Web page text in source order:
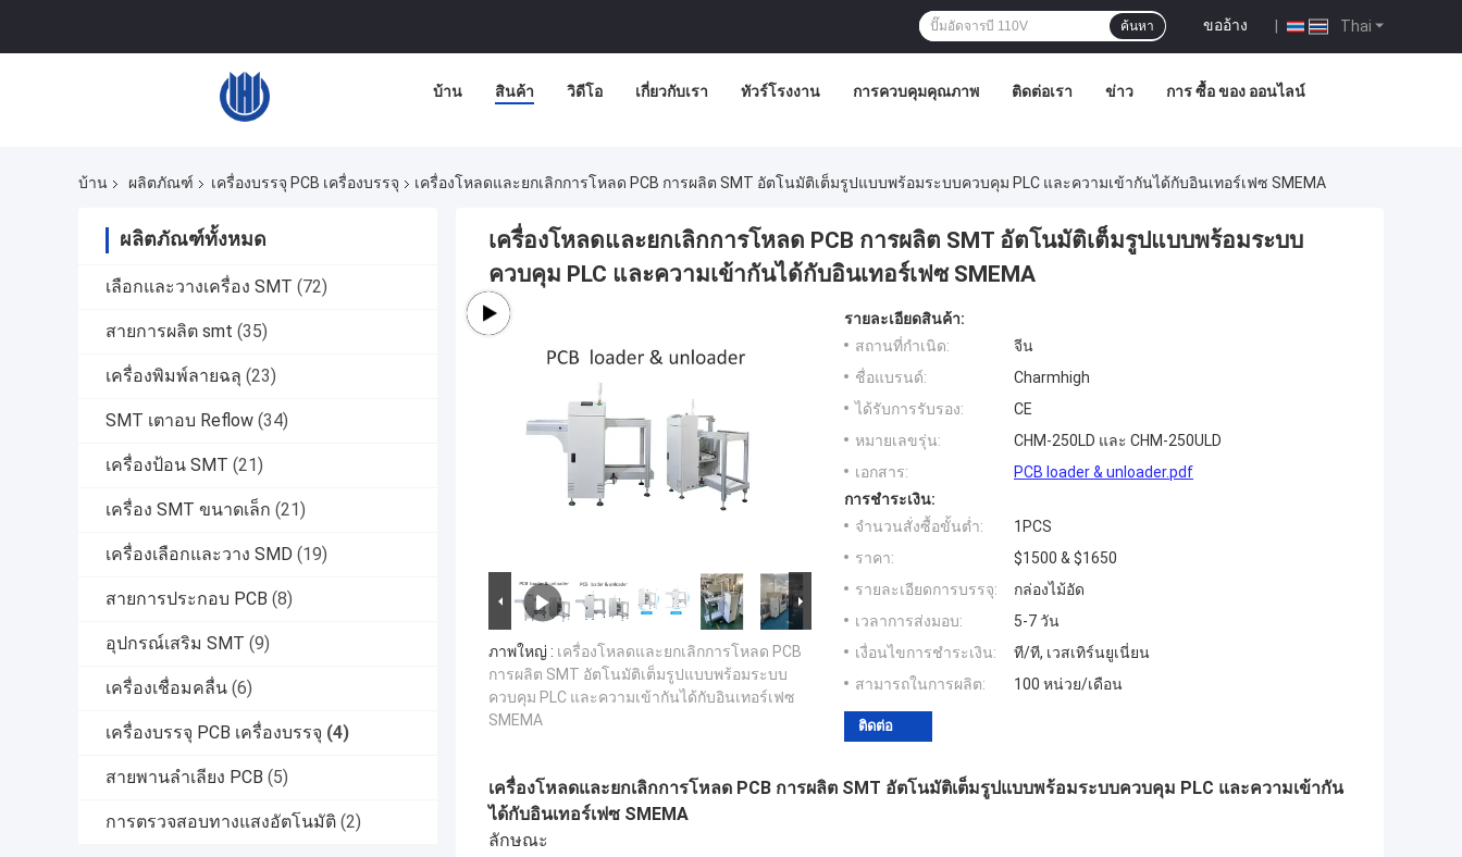
Thai
ขออ้าง |
ค้นหา
บ้าน สินค้า วิดีโอ เกี่ยวกับเรา ทัวร์โรงงาน การควบคุมคุณภาพ ติดต่อเรา ข่าว การ ซื้อ ของ ออนไลน์
บ้าน ผลิตภัณฑ์ เครื่องบรรจุ PCB เครื่องบรรจุ เครื่องโหลดและยกเลิกการโหลด PCB การผลิต SMT อัตโนมัติเต็มรูปแบบพร้อมระบบควบคุม PLC และความเข้ากันได้กับอินเทอร์เฟซ SMEMA
ผลิตภัณฑ์ทั้งหมด
เลือกและวางเครื่อง SMT (72)
สายการผลิต smt (35)
เครื่องพิมพ์ลายฉลุ (23)
SMT เตาอบ Reflow (34)
เครื่องป้อน SMT (21)
เครื่อง SMT ขนาดเล็ก (21)
เครื่องเลือกและวาง SMD (19)
สายการประกอบ PCB (8)
อุปกรณ์เสริม SMT (9)
เครื่องเชื่อมคลื่น (6)
เครื่องบรรจุ PCB เครื่องบรรจุ (4)
สายพานลำเลียง PCB (5)
การตรวจสอบทางแสงอัตโนมัติ (2)
เครื่องโหลดและยกเลิกการโหลด PCB การผลิต SMT อัตโนมัติเต็มรูปแบบพร้อมระบบ
ควบคุม PLC และความเข้ากันได้กับอินเทอร์เฟซ SMEMA
ภาพใหญ่ : เครื่องโหลดและยกเลิกการโหลด PCB
การผลิต SMT อัตโนมัติเต็มรูปแบบพร้อมระบบ
ควบคุม PLC และความเข้ากันได้กับอินเทอร์เฟซ
SMEMA
รายละเอียดสินค้า:
สถานที่กำเนิด:
จีน
ชื่อแบรนด์:
Charmhigh
ได้รับการรับรอง:
CE
หมายเลขรุ่น:
CHM-250LD และ CHM-250ULD
เอกสาร:
PCB loader & unloader.pdf
การชำระเงิน:
จำนวนสั่งซื้อขั้นต่ำ:
1PCS
ราคา:
$1500 & $1650
รายละเอียดการบรรจุ:
กล่องไม้อัด
เวลาการส่งมอบ:
5-7 วัน
เงื่อนไขการชำระเงิน:
ที/ที, เวสเทิร์นยูเนี่ยน
สามารถในการผลิต:
100 หน่วย/เดือน
ติดต่อ
เครื่องโหลดและยกเลิกการโหลด PCB การผลิต SMT อัตโนมัติเต็มรูปแบบพร้อมระบบควบคุม PLC และความเข้ากัน
ได้กับอินเทอร์เฟซ SMEMA
ลักษณะ